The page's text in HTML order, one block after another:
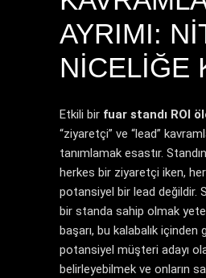
AYRIMI:
NICELIĞE
Etkili bir fuar standı ROI
“ziyaretçi” ve “lead”
tanımlamak esastır.
herkes bir ziyaretçi iken,
potansiyel bir lead değildir.
bir standa sahip olmak
başarı, bu kalabalık içinden
potansiyel müşteri adayı
belirleyebilmek ve onların